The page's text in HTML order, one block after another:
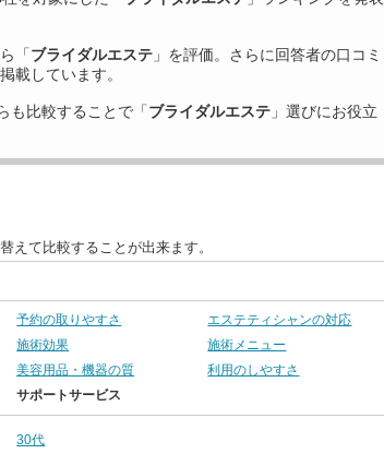
「ブライダルエステ 」を評価。さらに回答者の口コミ
載しています。
も比較することで「ブライダルエステ 」選びにお役立
えて比較することが出来ます。
予約の取りやすさ
エステティシャンの対応
施術効果
施術メニュー
美容用品・機器の質
利用のしやすさ
サポートサービス
30代